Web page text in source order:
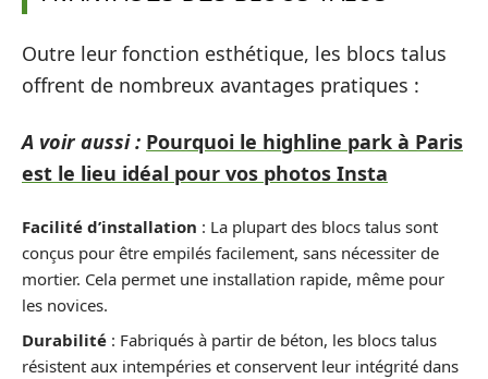
Outre leur fonction esthétique, les blocs talus
offrent de nombreux avantages pratiques :
A voir aussi : Pourquoi le highline park à Paris
est le lieu idéal pour vos photos Insta
Facilité d’installation : La plupart des blocs talus sont
conçus pour être empilés facilement, sans nécessiter de
mortier. Cela permet une installation rapide, même pour
les novices.
Durabilité : Fabriqués à partir de béton, les blocs talus
résistent aux intempéries et conservent leur intégrité dans